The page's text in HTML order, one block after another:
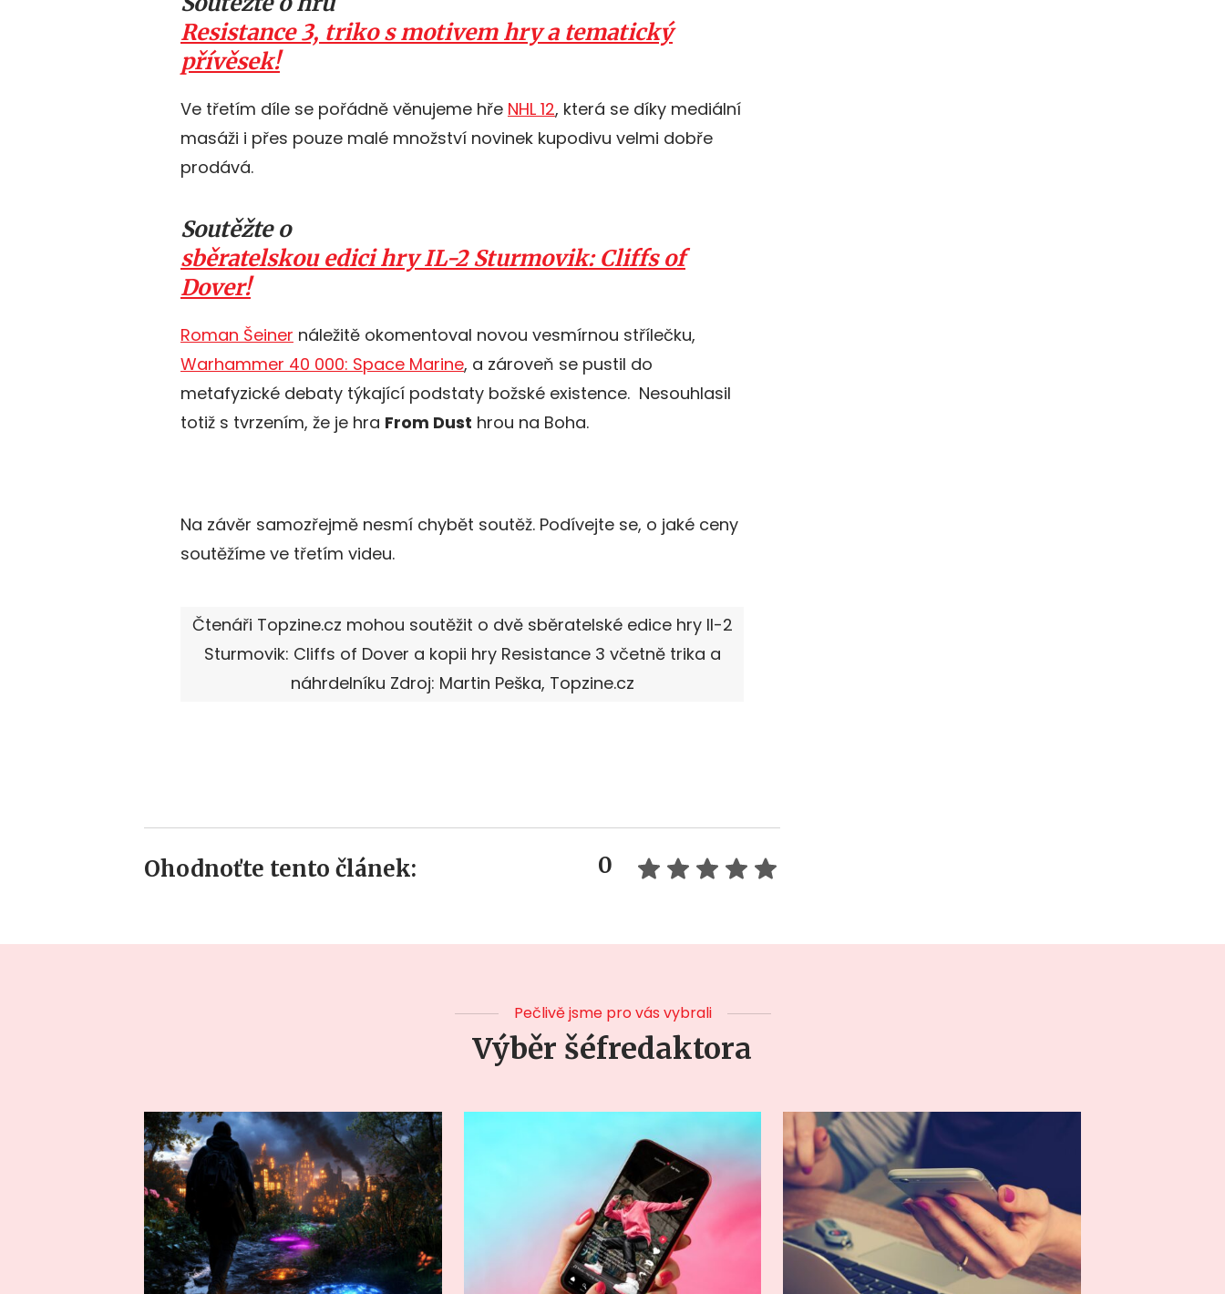
Resistance 3, triko s motivem hry a tematický
přívěsek!
Ve třetím díle se pořádně věnujeme hře NHL 12, která se díky mediální
masáži i přes pouze malé množství novinek kupodivu velmi dobře
prodává.
Soutěžte o
sběratelskou edici hry IL-2 Sturmovik: Cliffs of
Dover!
Roman Šeiner náležitě okomentoval novou vesmírnou střílečku,
Warhammer 40 000: Space Marine, a zároveň se pustil do
metafyzické debaty týkající podstaty božské existence. Nesouhlasil
totiž s tvrzením, že je hra From Dust hrou na Boha.
Na závěr samozřejmě nesmí chybět soutěž. Podívejte se, o jaké ceny
soutěžíme ve třetím videu.
Čtenáři Topzine.cz mohou soutěžit o dvě sběratelské edice hry Il-2
Sturmovik: Cliffs of Dover a kopii hry Resistance 3 včetně trika a
náhrdelníku Zdroj: Martin Peška, Topzine.cz
Ohodnoťte tento článek: 0
Pečlivě jsme pro vás vybrali
Výběr šéfredaktora